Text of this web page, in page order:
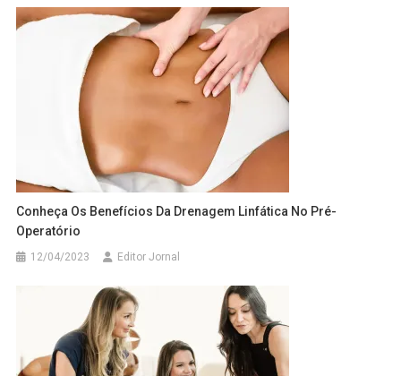
Conheça Os Benefícios Da Drenagem Linfática No Pré-
Operatório
12/04/2023 Editor Jornal